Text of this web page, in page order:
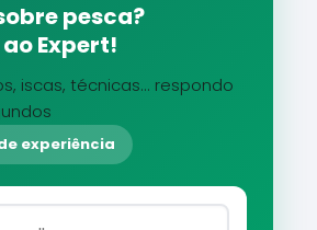
pesca?
Expert!
iscas, técnicas... respondo
experiência